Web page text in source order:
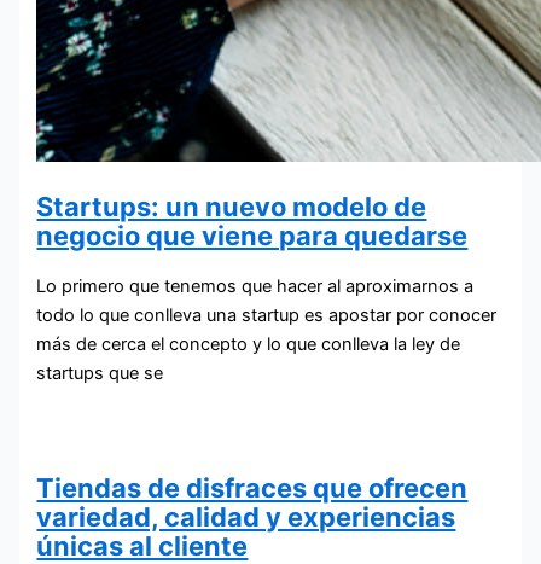
Startups: un nuevo modelo de
negocio que viene para quedarse
Lo primero que tenemos que hacer al aproximarnos a
todo lo que conlleva una startup es apostar por conocer
más de cerca el concepto y lo que conlleva la ley de
startups que se
Tiendas de disfraces que ofrecen
variedad, calidad y experiencias
únicas al cliente